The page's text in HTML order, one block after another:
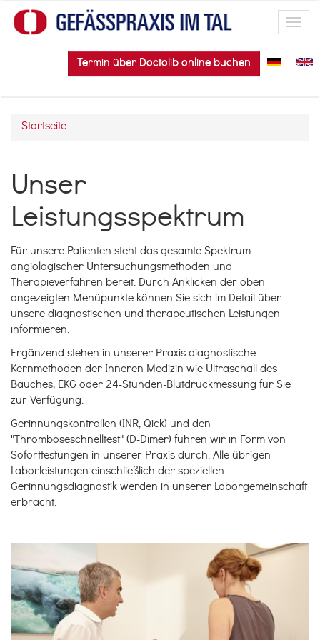
Direkt zum Inhalt
Termin über Doctolib online buchen
Sie sind hier
Startseite
Unser
Leistungsspektrum
Für unsere Patienten steht das gesamte Spektrum
angiologischer Untersuchungsmethoden und
Therapieverfahren bereit. Durch Anklicken der oben
angezeigten Menüpunkte können Sie sich im Detail über
unsere diagnostischen und therapeutischen Leistungen
informieren.
Ergänzend stehen in unserer Praxis diagnostische
Kernmethoden der Inneren Medizin wie Ultraschall des
Bauches, EKG oder 24-Stunden-Blutdruckmessung für Sie
zur Verfügung.
Gerinnungskontrollen (INR, Qick) und den
"Thromboseschnelltest" (D-Dimer) führen wir in Form von
Soforttestungen in unserer Praxis durch. Alle übrigen
Laborleistungen einschließlich der speziellen
Gerinnungsdiagnostik werden in unserer Laborgemeinschaft
erbracht.